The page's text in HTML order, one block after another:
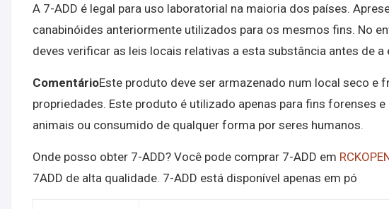
A 7-ADD é legal para uso laboratorial na maioria dos países.
canabinóides anteriormente utilizados para os mesmos fins. No
deves verificar as leis locais relativas a esta substância antes de a
ComentárioEste produto deve ser armazenado num local seco e
propriedades. Este produto é utilizado apenas para fins forenses
animais ou consumido de qualquer forma por seres humanos.
Onde posso obter 7-ADD? Você pode comprar 7-ADD em
7ADD de alta qualidade. 7-ADD está disponível apenas em pó